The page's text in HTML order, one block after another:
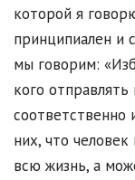
которой я
принципиален и
мы говорим:
кого
соответственно
них, что
всю жизнь, а